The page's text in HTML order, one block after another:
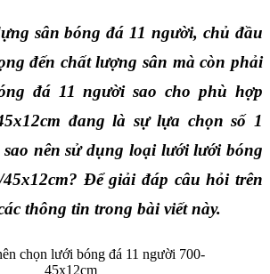
sân bóng đá 11 người, chủ đầu
đến chất lượng sân mà còn phải
đá 11 người sao cho phù hợp
đang là sự lựa chọn số 1
nên sử dụng loại lưới lưới bóng
Để giải đáp câu hỏi trên
thông tin trong bài viết này.